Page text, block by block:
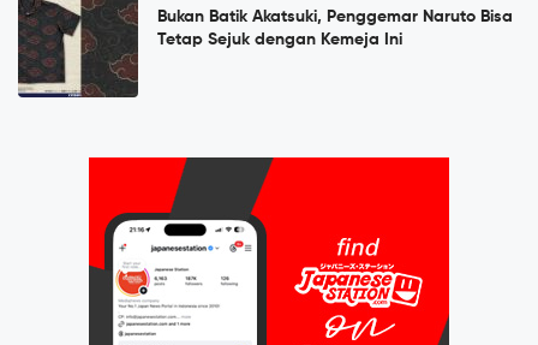
Bukan Batik Akatsuki, Penggemar Naruto Bisa
Tetap Sejuk dengan Kemeja Ini